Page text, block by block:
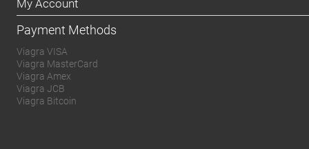
My Account
Payment Methods
Viagra VISA
Viagra MasterCard
Viagra Amex
Viagra JCB
Viagra Bitcoin